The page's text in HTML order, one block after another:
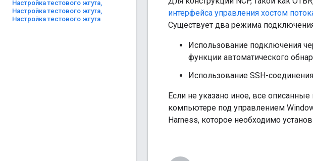
Настройка тестового жгута,
Настройка тестового жгута,
Настройка тестового жгута
интерфейса управления хостом
Существует два режима подключения
Использование подключения
функции автоматического
Использование SSH-соединения
Если не указано иное, все
компьютере под управлением
Harness, которое необходимо